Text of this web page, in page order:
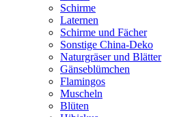
Schirme
Laternen
Schirme und Fächer
Sonstige China-Deko
Naturgräser und Blätter
Gänseblümchen
Flamingos
Muscheln
Blüten